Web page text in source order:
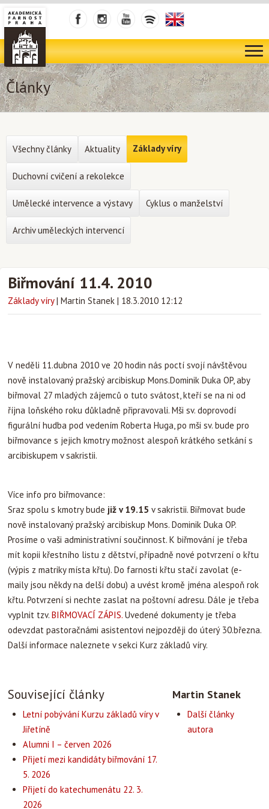
Články
Biřmování 11.4. 2010
Základy víry | Martin Stanek | 18.3.2010 12:12
V neděli 11.dubna 2010 ve 20 hodin nás poctí svojí návštěvou
nově instalovaný pražský arcibiskup Mons.Dominik Duka OP, aby
biřmoval 27 mladých zájemců o tuto svátost, kteří se na ni od
října loňského roku důkladně připravovali. Mši sv. doprovodí
figurální hudba pod vedením Roberta Huga, po mši sv. bude pro
biřmovance s jejich kmotry možnost alespoň krátkého setkání s
arcibiskupem v sakristii.
Více info pro biřmovance:
Sraz spolu s kmotry bude již v 19.15 v sakristii. Biřmovat bude
nově instalovaný pražský arcibiskup Mons. Dominik Duka OP.
Prosíme o vaši administrativní součinnost. K biřmování je třeba
mít kopii křestního listu z dětství, případně nové potvrzení o křtu
(výpis z matriky místa křtu). Do farnosti křtu stačí zavolat (e-
maily jsou někdy na delší dobu) a uvést kromě jména alespoň rok
křtu. Potvrzení si nechte zaslat na poštovní adresu. Dále je třeba
vyplnit tzv. BIŘMOVACÍ ZÁPIS. Uvedené dokumenty je třeba
odevzdat pastoračnámi asistentovi nejpozději do úterý 30.března.
Další informace naleznete v sekci Kurz základů víry.
Související články
Letní pobývání Kurzu základů víry v
Jiřetíně
Alumni I – červen 2026
Přijetí mezi kandidáty biřmování 17.
5. 2026
Přijetí do katechumenátu 22. 3.
2026
Martin Stanek
Další články
autora
Všechny články Aktuality Základy víry
Duchovní cvičení a rekolekce
Umělecké intervence a výstavy Cyklus o manželství
Archiv uměleckých intervencí